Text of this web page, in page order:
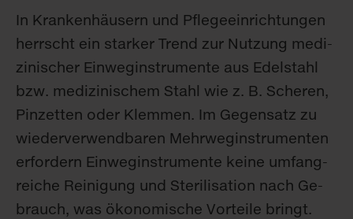
In Kran­ken­häu­sern und Pfle­ge­ein­rich­tun­gen
herrscht ein star­ker Trend zur Nut­zung me­di­
zi­ni­scher Ein­weg­in­stru­men­te aus Edel­stahl
bzw. me­di­zi­ni­schem Stahl wie z. B. Sche­ren,
Pin­zet­ten oder Klem­men. Im Ge­gen­satz zu
wie­der­ver­wend­ba­ren Mehr­weg­in­stru­men­ten
er­for­dern Ein­weg­in­stru­men­te kei­ne um­fang­
rei­che Rei­ni­gung und Ste­ri­li­sa­ti­on nach Ge­
brauch, was öko­no­mi­sche Vor­tei­le bringt.